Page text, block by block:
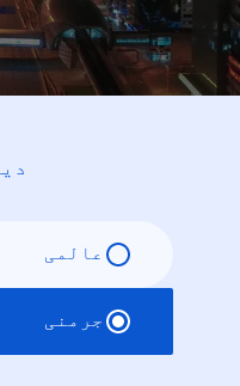
عالمی
جرمنی